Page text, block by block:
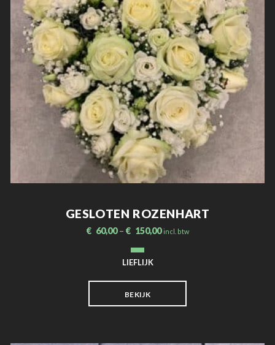
GESLOTEN ROZENHART
€ 60,00– € 150,00 incl. btw
LIEFLIJK
BEKIJK